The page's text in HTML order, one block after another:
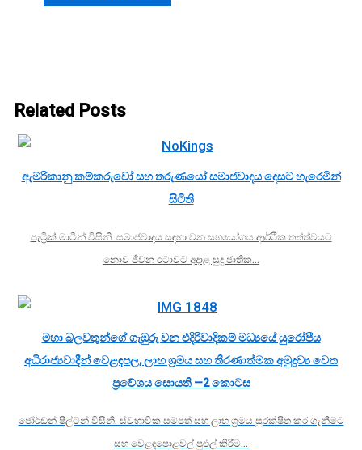
Related Posts
ඇමරිකානු කම්කරුවෝ සහ තරුණයෝ සමාජවාදය දෙසට හැරෙමින්
සිටිති
පැට්‍රික් මාටින් විසිනි. සමාජවාදය සඳහා වන සහයෝගය ආර්ථික තත්ත්වයට
නොව ජීවන රටාවට අදාළ සුදු ජාතික…
මහා බලවතුන්ගේ ගැඹුරු වන එදිරිවාදිකම් මධ්‍යයේ යුරෝපීය
අධිරාජ්‍යවාදීන් වෙළඳපල, ලාභ ශ්‍රමය සහ තීරණාත්මක අමුද්‍රව්‍ය වෙත
ප්‍රවේශය සොයති —2 කොටස
ජෝර්ඩන් ෂිල්ටන් විසිනි. ස්වභාවික සම්පත් සහ ලාභ ශ්‍රමය සුරක්ෂිත කර ගැනීමට
සහ වෙළඳපොළවල් පුළුල් කිරීම…